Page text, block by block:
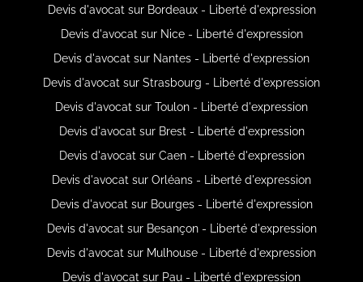
Devis d'avocat sur Bordeaux - Liberté d'expression
Devis d'avocat sur Nice - Liberté d'expression
Devis d'avocat sur Nantes - Liberté d'expression
Devis d'avocat sur Strasbourg - Liberté d'expression
Devis d'avocat sur Toulon - Liberté d'expression
Devis d'avocat sur Brest - Liberté d'expression
Devis d'avocat sur Caen - Liberté d'expression
Devis d'avocat sur Orléans - Liberté d'expression
Devis d'avocat sur Bourges - Liberté d'expression
Devis d'avocat sur Besançon - Liberté d'expression
Devis d'avocat sur Mulhouse - Liberté d'expression
Devis d'avocat sur Pau - Liberté d'expression